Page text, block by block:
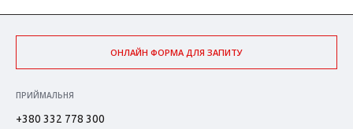
ОНЛАЙН ФОРМА ДЛЯ ЗАПИТУ
ПРИЙМАЛЬНЯ
+380 332 778 300